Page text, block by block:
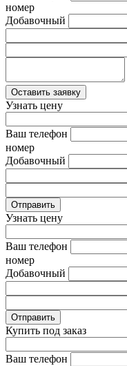
номер
Добавочный
Оставить заявку
Узнать цену
Ваш телефон
номер
Добавочный
Отправить
Узнать цену
Ваш телефон
номер
Добавочный
Отправить
Купить под заказ
Ваш телефон